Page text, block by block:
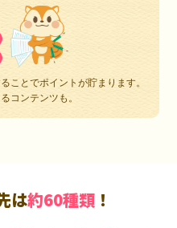
ことでポイントが貯まります。
コンテンツも。
は約60種類 ！